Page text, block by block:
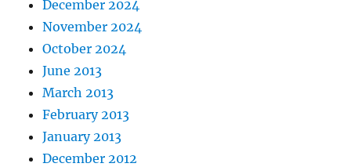
December 2024
November 2024
October 2024
June 2013
March 2013
February 2013
January 2013
December 2012